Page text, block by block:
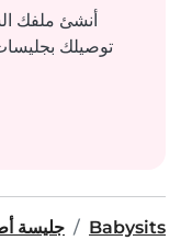
أنشئ ملفك
توصيلك
Babysits جليسة